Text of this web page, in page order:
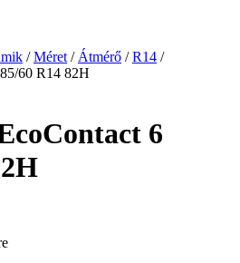
/Méret / Átmérő /R14 /
60 R14 82H
6